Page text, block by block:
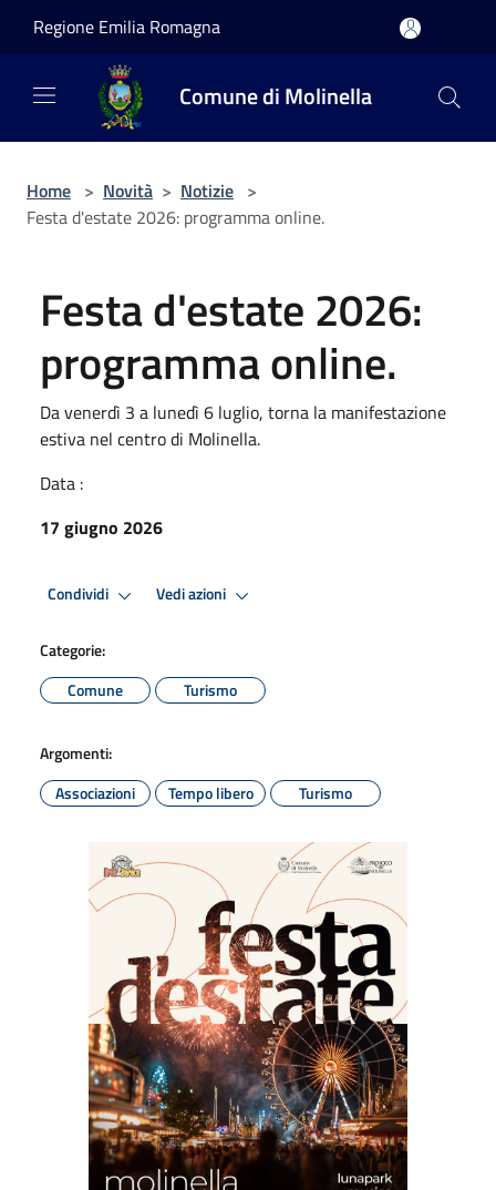
Regione Emilia Romagna
Comune di Molinella
Home > Novità > Notizie >
Festa d'estate 2026: programma online.
Festa d'estate 2026:
programma online.
Da venerdì 3 a lunedì 6 luglio, torna la manifestazione
estiva nel centro di Molinella.
Data :
17 giugno 2026
Condividi Vedi azioni
Categorie:
Comune
Turismo
Argomenti:
Associazioni
Tempo libero Turismo